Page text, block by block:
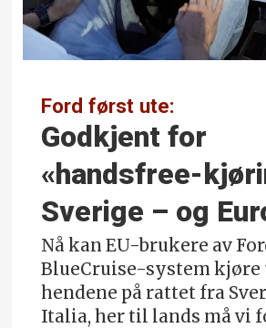
Ford først ute:
Godkjent for
«handsfree-
Sverige – og
Nå kan EU-brukere av
BlueCruise-system kjøre
hendene på rattet fra
Italia, her til lands må vi